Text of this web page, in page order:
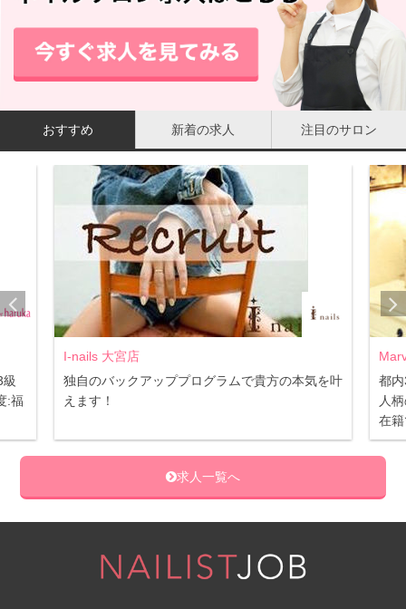
NAIL MAISON 横浜店
口コミ件数(2019年9/19時点)：562件
店舗情報を見る
おすすめ 新着の求人 注目のサロン
:福
I-nails 大宮店
独自のバックアッププログラムで貴方の本気を叶
えます！
都
人
在
求人一覧へ